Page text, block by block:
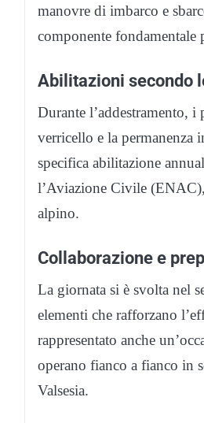
manovre di imbarco e
componente fondamentale
Abilitazioni secondo
Durante l’addestramento,
verricello e la permanenza
specifica abilitazione
l’Aviazione Civile
alpino.
Collaborazione e
La giornata si è svolta nel
elementi che rafforzano
rappresentato anche
operano fianco a fianco in
Valsesia.